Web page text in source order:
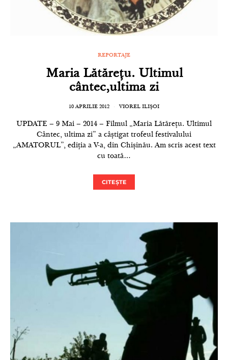
REPORTAJE
Maria Lătărețu. Ultimul
cântec,ultima zi
10 APRILIE 2012 VIOREL ILIȘOI
UPDATE – 9 Mai – 2014 – Filmul „Maria Lătărețu. Ultimul
Cântec, ultima zi” a câștigat trofeul festivalului
„AMATORUL”, ediția a V-a, din Chișinău. Am scris acest text
cu toată…
CITEȘTE